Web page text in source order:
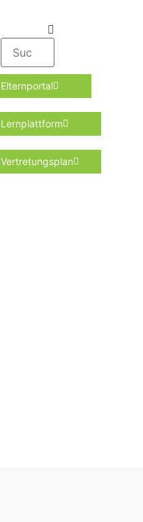
Elternportal
Lernplattform
Vertretungsplan